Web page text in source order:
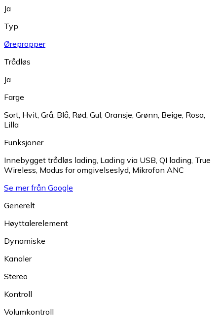
Ja
Typ
Ørepropper
Trådløs
Ja
Farge
Sort, Hvit, Grå, Blå, Rød, Gul, Oransje, Grønn, Beige, Rosa,
Lilla
Funksjoner
Innebygget trådløs lading, Lading via USB, QI lading, True
Wireless, Modus for omgivelseslyd, Mikrofon ANC
Se mer från Google
Generelt
Høyttalerelement
Dynamiske
Kanaler
Stereo
Kontroll
Volumkontroll